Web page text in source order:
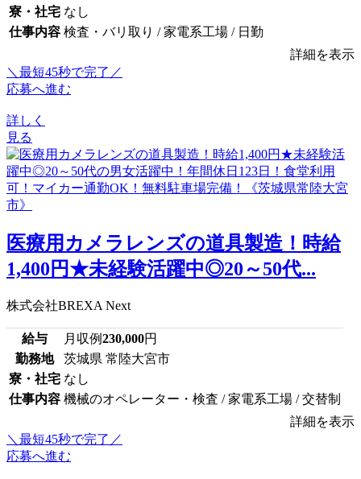
寮・社宅 なし
仕事内容 検査・バリ取り / 家電系工場 / 日勤
詳細を表示
＼最短45秒で完了／
応募へ進む
詳しく
見る
医療用カメラレンズの道具製造！時給
1,400円★未経験活躍中◎20～50代...
株式会社BREXA Next
給与 月収例230,000円
勤務地
茨城県 常陸大宮市
寮・社宅 なし
仕事内容 機械のオペレーター・検査 / 家電系工場 / 交替制
詳細を表示
＼最短45秒で完了／
応募へ進む